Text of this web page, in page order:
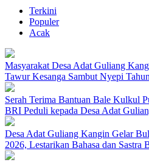
Terkini
Populer
Acak
Masyarakat Desa Adat Guliang
Tawur Kesanga Sambut Nyepi
Serah Terima Bantuan Bale Kulkul
BRI Peduli kepada Desa Adat
Desa Adat Guliang Kangin Gelar
2026, Lestarikan Bahasa dan Sastra